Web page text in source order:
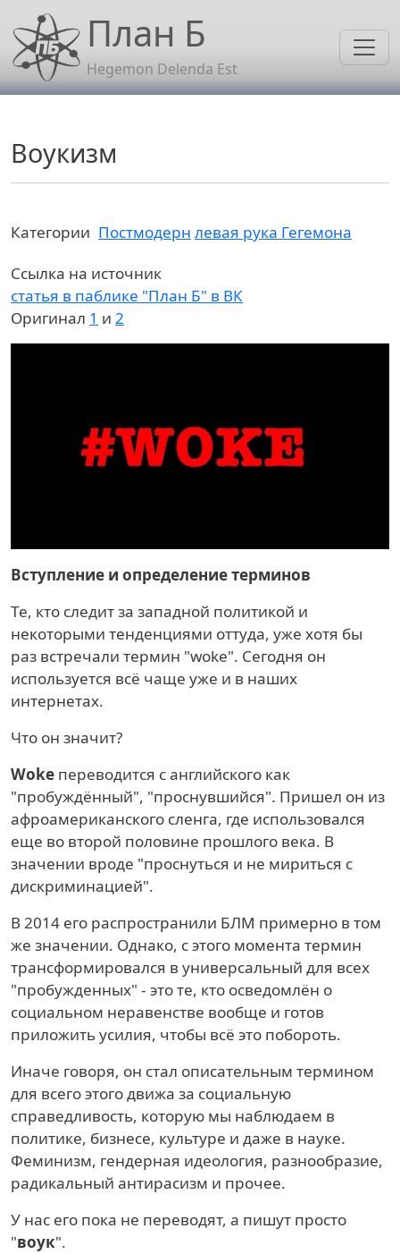
Перейти к основному содержанию
План Б
Hegemon Delenda Est
Воукизм
Категории Постмодерн левая рука Гегемона
Ссылка на источник
статья в паблике "План Б" в ВК
Оригинал 1 и 2
Вступление и определение терминов
Те, кто следит за западной политикой и
некоторыми тенденциями оттуда, уже хотя бы
раз встречали термин "woke". Сегодня он
используется всё чаще уже и в наших
интернетах.
Что он значит?
Woke переводится с английского как
"пробуждённый", "проснувшийся". Пришел он из
афроамериканского сленга, где использовался
еще во второй половине прошлого века. В
значении вроде "проснуться и не мириться с
дискриминацией".
В 2014 его распространили БЛМ примерно в том
же значении. Однако, с этого момента термин
трансформировался в универсальный для всех
"пробужденных" - это те, кто осведомлён о
социальном неравенстве вообще и готов
приложить усилия, чтобы всё это побороть.
Иначе говоря, он стал описательным термином
для всего этого движа за социальную
справедливость, которую мы наблюдаем в
политике, бизнесе, культуре и даже в науке.
Феминизм, гендерная идеология, разнообразие,
радикальный антирасизм и прочее.
У нас его пока не переводят, а пишут просто
"воук".